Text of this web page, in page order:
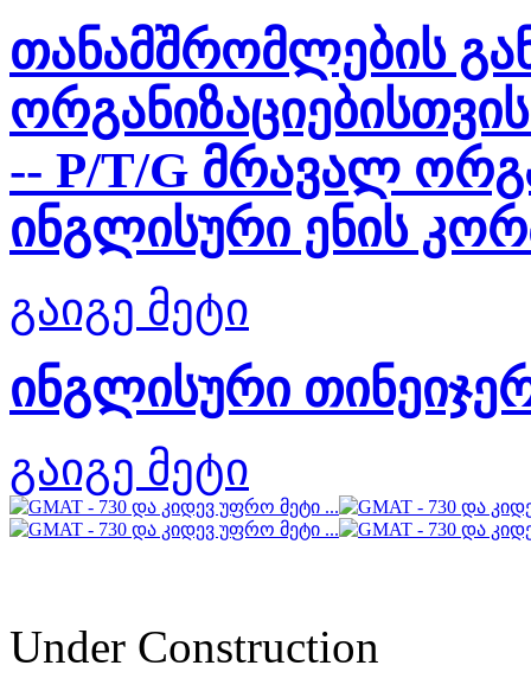
თანამშრომლების
-- P/T/G მრავალ
ინგლისური ენის
გაიგე მეტი
ინგლისური
გაიგე მეტი
Under Construction